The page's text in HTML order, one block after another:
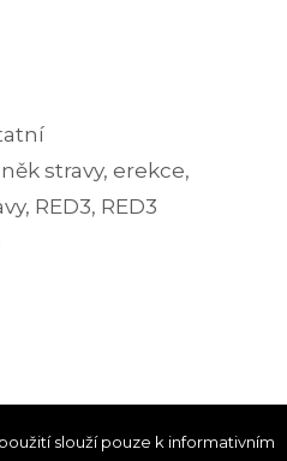
stravy,erekce,
, RED3, RED3
slouží pouze k informativním